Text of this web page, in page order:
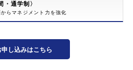
・通学制〉
らマネジメント力を強化
申し込みはこちら